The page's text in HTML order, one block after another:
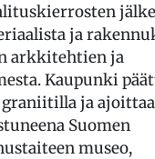
ja
arkkitehtien ja
Kaupunki
ja ajoittaa
Suomen
museo,